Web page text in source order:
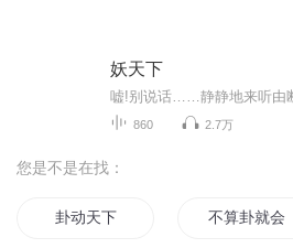
妖天下
860 2.7万
您是不是在找：
卦动天下 不算卦就会死